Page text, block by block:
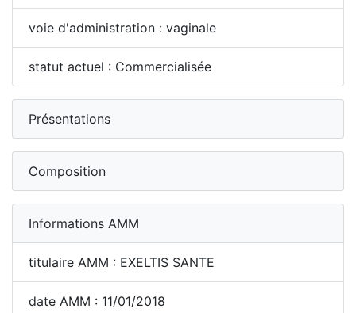
voie d'administration : vaginale
statut actuel : Commercialisée
Présentations
Composition
Informations AMM
titulaire AMM : EXELTIS SANTE
date AMM : 11/01/2018